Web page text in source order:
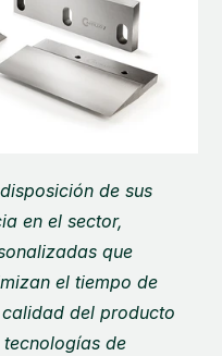
de sus
en el sector,
que
el tiempo de
del producto
de